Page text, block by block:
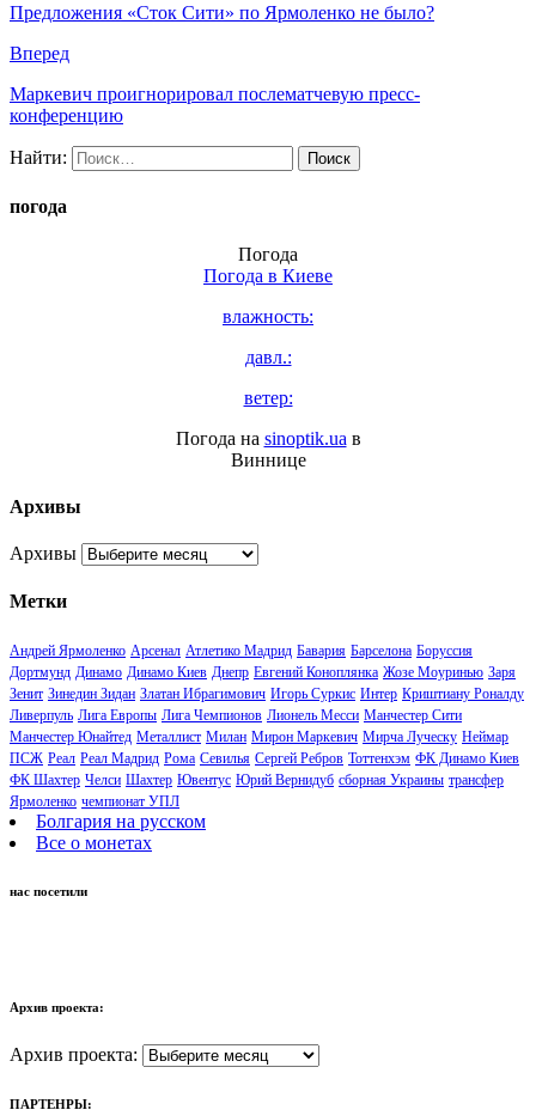
Предложения «Сток Сити» по Ярмоленко не было?
Вперед
Маркевич проигнорировал послематчевую пресс-
конференцию
Найти:
погода
Погода
Погода в Киеве
влажность:
давл.:
ветер:
Погода на sinoptik.ua в
Виннице
Архивы
Архивы
Метки
Андрей Ярмоленко Арсенал Атлетико Мадрид Бавария Барселона Боруссия
Дортмунд Динамо Динамо Киев Днепр Евгений Коноплянка Жозе Моуринью Заря
Зенит Зинедин Зидан Златан Ибрагимович Игорь Суркис Интер Криштиану Роналду
Ливерпуль Лига Европы Лига Чемпионов Лионель Месси Манчестер Сити
Манчестер Юнайтед Металлист Милан Мирон Маркевич Мирча Луческу Неймар
ПСЖ Реал Реал Мадрид Рома Севилья Сергей Ребров Тоттенхэм ФК Динамо Киев
ФК Шахтер Челси Шахтер Ювентус Юрий Вернидуб сборная Украины трансфер
Ярмоленко чемпионат УПЛ
Болгария на русском
Все о монетах
нас посетили
Архив проекта:
Архив проекта:
ПАРТЕНРЫ: